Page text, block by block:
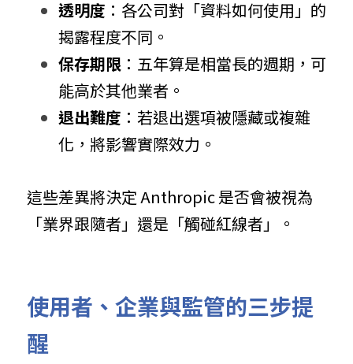
透明度 ：各公司對「資料如何使用」的
揭露程度不同。
保存期限 ：五年算是相當長的週期，可
能高於其他業者。
退出難度 ：若退出選項被隱藏或複雜
化，將影響實際效力。
這些差異將決定 Anthropic 是否會被視為
「業界跟隨者」還是「觸碰紅線者」。
使用者、企業與監管的三步提
醒